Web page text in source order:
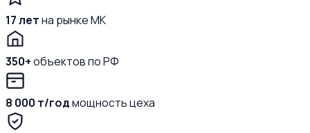
17 летна рынке МК
350+объектов по РФ
8 000 т/годмощность цеха